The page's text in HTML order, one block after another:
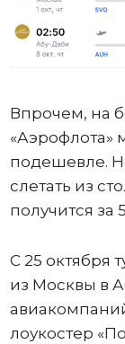
Впрочем, на
«Аэрофлота»
подешевле.
слетать из
получится за
С 25 октября
из Москвы в
лоукостер